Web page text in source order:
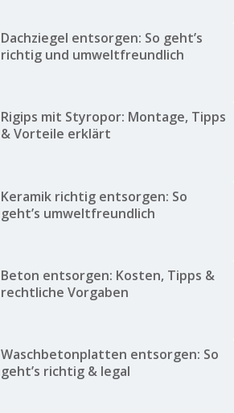
Dachziegel entsorgen: So geht’s
richtig und umweltfreundlich
Rigips mit Styropor: Montage, Tipps
& Vorteile erklärt
Keramik richtig entsorgen: So
geht’s umweltfreundlich
Beton entsorgen: Kosten, Tipps &
rechtliche Vorgaben
Waschbetonplatten entsorgen: So
geht’s richtig & legal